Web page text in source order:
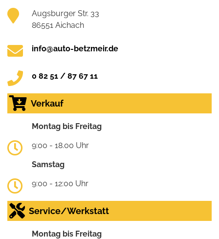
Augsburger Str. 33
86551 Aichach
info@auto-betzmeir.de
0 82 51 / 87 67 11
Verkauf
Montag bis Freitag
9:00 - 18.00 Uhr
Samstag
9:00 - 12:00 Uhr
Service/Werkstatt
Montag bis Freitag